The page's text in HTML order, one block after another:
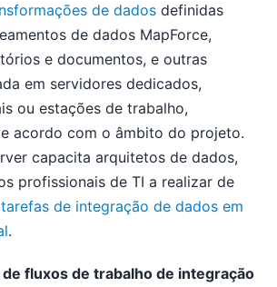
de dados definidas
de dados MapForce,
e documentos, e outras
em servidores dedicados,
ou estações de trabalho,
acordo com o âmbito do projeto.
capacita arquitetos de dados,
profissionais de TI a realizar de
tarefas de integração de dados em
.
fluxos de trabalho de integração